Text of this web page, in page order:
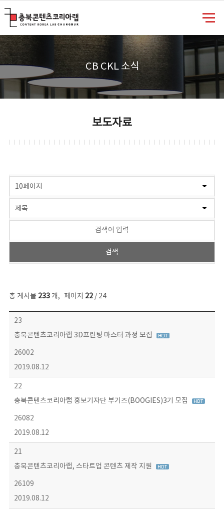
CB CKL 소식
보도자료
총 게시물 233개, 페이지 22/ 24
보도자료 목록 - 번호, 제목, 작성자, 파일, 조회수, 작성일 정보 제공
23
충북콘텐츠코리아랩 3D프린팅 마스터 과정 모집
26002
2019.08.12
22
충북콘텐츠코리아랩 홍보기자단 부기즈(BOOGIES)3기 모집
26082
2019.08.12
21
충북콘텐츠코리아랩, 스타트업 콘텐츠 제작 지원
26109
2019.08.12